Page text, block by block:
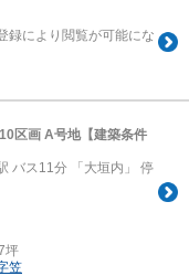
録により閲覧が可能にな
区画 A号地【建築条件
バス11分 「大垣内」 停
坪
笠